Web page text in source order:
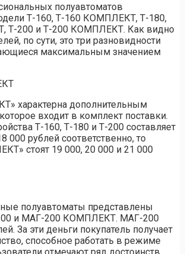
полуавтоматов
Т-160, Т-160 КОМПЛЕКТ, Т-180,
Т-200 и Т-200 КОМПЛЕКТ. Как видно
по сути, это три разновидности
максимальным значением
характерна дополнительным
входит в комплект поставки.
Т-160, Т-180 и Т-200 составляет
000 рублей соответственно, то
стоят 19 000, 20 000 и 21 000
полуавтоматы представлены
и МАГ-200 КОМПЛЕКТ. МАГ-200
За эти деньги покупатель получает
способное работать в режиме